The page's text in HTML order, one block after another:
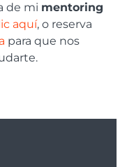
de mi mentoring
aquí, o reserva
para que nos